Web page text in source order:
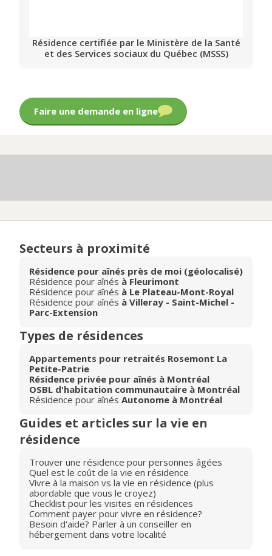
Résidence certifiée par le Ministère de la Santé
et des Services sociaux du Québec (MSSS)
Faire une demande en ligne
Secteurs à proximité
Résidence pour aînés près de moi (géolocalisé)
Résidence pour aînés à Fleurimont
Résidence pour aînés à Le Plateau-Mont-Royal
Résidence pour aînés à Villeray - Saint-Michel -
Parc-Extension
Types de résidences
Appartements pour retraités Rosemont La
Petite-Patrie
Résidence privée pour aînés à Montréal
OSBL d'habitation communautaire à Montréal
Résidence pour aînés Autonome à Montréal
Guides et articles sur la vie en
résidence
Trouver une résidence pour personnes âgées
Quel est le coût de la vie en résidence
Vivre à la maison vs la vie en résidence (plus
abordable que vous le croyez)
Checklist pour les visites en résidences
Comment payer pour vivre en résidence?
Besoin d'aide? Parler à un conseiller en
hébergement dans votre localité